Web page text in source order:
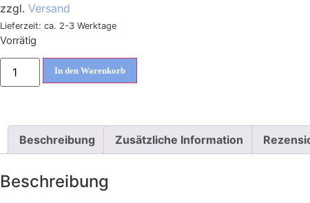
zzgl. Versand
Lieferzeit: ca. 2-3 Werktage
Vorrätig
In den Warenkorb
Beschreibung Zusätzliche Information
Beschreibung